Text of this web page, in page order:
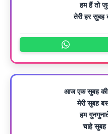
हम हैं तो
तेरी हर सुबह
आज एक सुबह की
मेरी सुबह
हम
चाहे सुबह